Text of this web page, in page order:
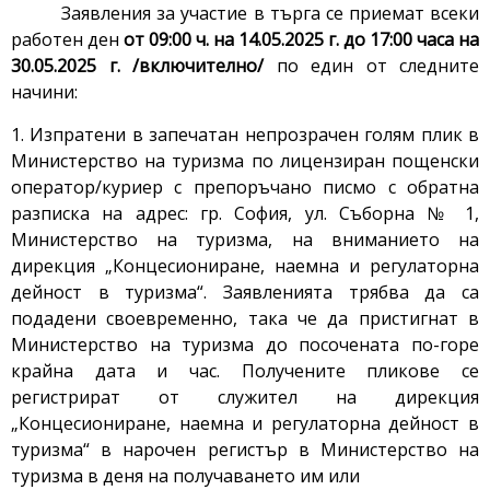
Заявления за участие в търга се приемат всеки
работен ден от09:00 ч. на 14.05.2025 г. до 17:00 часа на
30.05.2025 г. /включително/по един от следните
начини:
1. Изпратени в запечатан непрозрачен голям плик в
Министерство на туризма по лицензиран пощенски
оператор/куриер с препоръчано писмо с обратна
разписка на адрес: гр. София, ул. Съборна № 1,
Министерство на туризма, на вниманието на
дирекция „Концесиониране, наемна и регулаторна
дейност в туризма“. Заявленията трябва да са
подадени своевременно, така че да пристигнат в
Министерство на туризма до посочената по-горе
крайна дата и час. Получените пликове се
регистрират от служител на дирекция
„Концесиониране, наемна и регулаторна дейност в
туризма“ в нарочен регистър в Министерство на
туризма в деня на получаването им или